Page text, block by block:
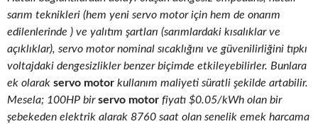
sarım teknikleri (hem yeni servo motor için hem de onarım
edilenlerinde ) ve yalıtım şartları (sarımlardaki kısalıklar ve
açıklıklar), servo motor nominal sıcaklığını ve güvenilirliğini tıpkı
voltajdaki dengesizlikler benzer biçimde etkileyebilirler. Bunlara
ek olarak servo motor kullanım maliyeti süratli şekilde artabilir.
Mesela; 100HP birservo motor fiyatı $0.05/kWh olan bir
şebekeden elektrik alarak 8760 saat olan senelik emek harcama